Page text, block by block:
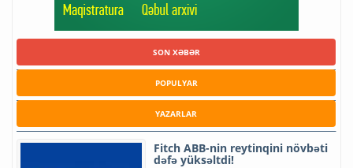
SON XƏBƏR
POPULYAR
YAZARLAR
Fitch ABB-nin reytinqini növbəti
dəfə yüksəltdi!